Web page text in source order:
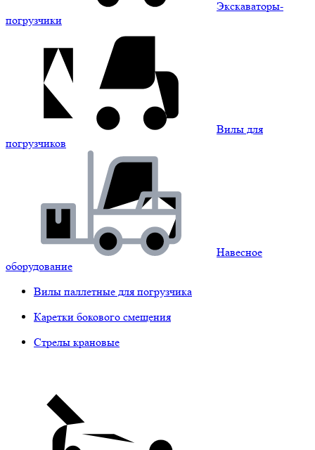
Экскаваторы-
погрузчики
Вилы для
погрузчиков
Навесное
оборудование
Вилы паллетные для погрузчика
Каретки бокового смещения
Стрелы крановые